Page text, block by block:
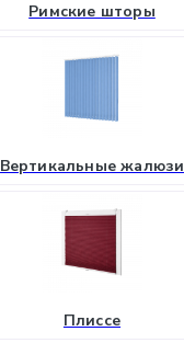
Римские шторы
Вертикальные жалюзи
Плиссе